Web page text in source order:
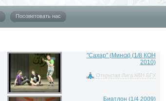
Посоветовать нас
"Сахар" (Минск) (1/8 КОН
2010)
Открытая Лига КВН БГУ
Биатлон (1/4 2009)